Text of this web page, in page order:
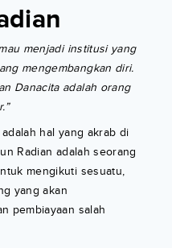
menjadi institusi yang
mengembangkan diri.
Danacita adalah orang
hal yang akrab di
Radian adalah seorang
mengikuti sesuatu,
yang akan
pembiayaan salah